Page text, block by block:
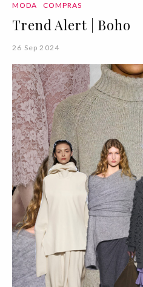
MODA COMPRAS
Trend Alert | Boho
26 Sep 2024